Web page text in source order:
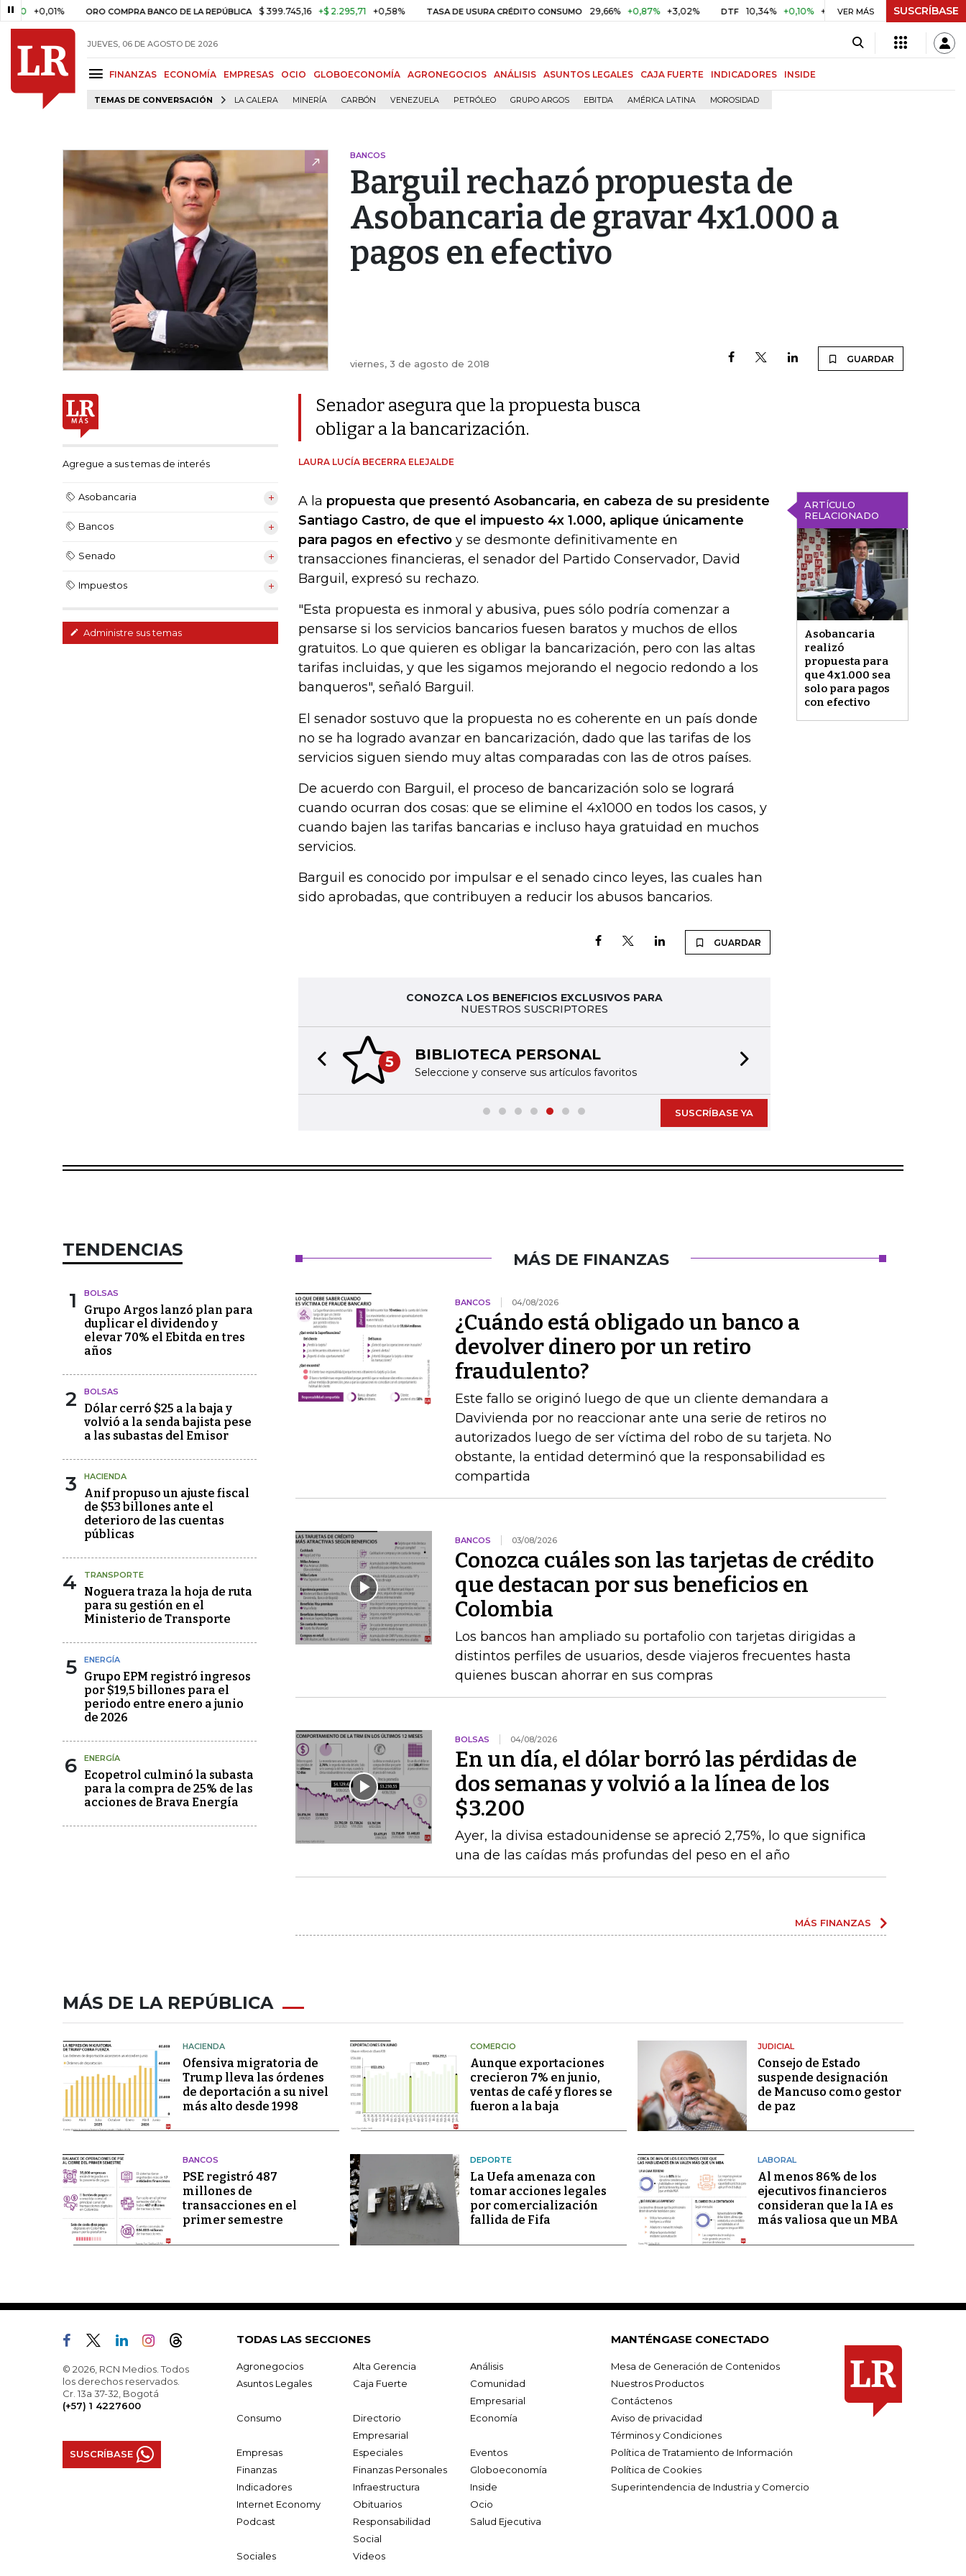
+0,01% ORO COMPRA BANCO DE LA REPÚBLICA $ 399.745,16 +$ 2.295,71 +0,58% TASA DE USURA CRÉDITO CONSUMO 29,66% +0,87% +3,02% DTF 10,34% +0,10% +0,98% UVR $ 416,86 +$ 0,05
VER MÁS SUSCRÍBASE
JUEVES, 06 DE AGOSTO DE 2026
FINANZAS ECONOMÍA EMPRESAS OCIO GLOBOECONOMÍA AGRONEGOCIOS ANÁLISIS ASUNTOS LEGALES CAJA FUERTE INDICADORES INSIDE
TEMAS DE CONVERSACIÓN LA CALERA MINERÍA CARBÓN VENEZUELA PETRÓLEO GRUPO ARGOS EBITDA AMÉRICA LATINA MOROSIDAD
BANCOS
Barguil rechazó propuesta de
Asobancaria de gravar 4x1.000 a
pagos en efectivo
viernes, 3 de agosto de 2018 GUARDAR
Agregue a sus temas de interés
Asobancaria
Bancos
Senado
Impuestos
Administre sus temas
Senador asegura que la propuesta busca
obligar a la bancarización.
LAURA LUCÍA BECERRA ELEJALDE
ARTÍCULO
RELACIONADO
Asobancaria
realizó
propuesta para
que 4x1.000 sea
solo para pagos
con efectivo
A la propuesta que presentó Asobancaria, en cabeza de su presidente
Santiago Castro, de que el impuesto 4x 1.000, aplique únicamente
para pagos en efectivo y se desmonte definitivamente en
transacciones financieras, el senador del Partido Conservador, David
Barguil, expresó su rechazo.
"Esta propuesta es inmoral y abusiva, pues sólo podría comenzar a
pensarse si los servicios bancarios fuesen baratos y muchos de ellos
gratuitos. Lo que quieren es obligar la bancarización, pero con las altas
tarifas incluidas, y que les sigamos mejorando el negocio redondo a los
banqueros", señaló Barguil.
El senador sostuvo que la propuesta no es coherente en un país donde
no se ha logrado avanzar en bancarización, dado que las tarifas de los
servicios siguen siendo muy altas comparadas con las de otros países.
De acuerdo con Barguil, el proceso de bancarización solo se logrará
cuando ocurran dos cosas: que se elimine el 4x1000 en todos los casos, y
cuando bajen las tarifas bancarias e incluso haya gratuidad en muchos
servicios.
Barguil es conocido por impulsar e el senado cinco leyes, las cuales han
sido aprobadas, que contribuyen a reducir los abusos bancarios.
GUARDAR
CONOZCA LOS BENEFICIOS EXCLUSIVOS PARA
NUESTROS SUSCRIPTORES
5 BIBLIOTECA PERSONAL
Seleccione y conserve sus artículos favoritos
Previous slide
SUSCRÍBASE YA
TENDENCIAS
1 BOLSAS
Grupo Argos lanzó plan para
duplicar el dividendo y
elevar 70% el Ebitda en tres
años
2 BOLSAS
Dólar cerró $25 a la baja y
volvió a la senda bajista pese
a las subastas del Emisor
3 HACIENDA
Anif propuso un ajuste fiscal
de $53 billones ante el
deterioro de las cuentas
públicas
4 TRANSPORTE
Noguera traza la hoja de ruta
para su gestión en el
Ministerio de Transporte
5 ENERGÍA
Grupo EPM registró ingresos
por $19,5 billones para el
periodo entre enero a junio
de 2026
6 ENERGÍA
Ecopetrol culminó la subasta
para la compra de 25% de las
acciones de Brava Energía
MÁS DE FINANZAS
BANCOS 04/08/2026
¿Cuándo está obligado un banco a
devolver dinero por un retiro
fraudulento?
Este fallo se originó luego de que un cliente demandara a
Davivienda por no reaccionar ante una serie de retiros no
autorizados luego de ser víctima del robo de su tarjeta. No
obstante, la entidad determinó que la responsabilidad es
compartida
BANCOS 03/08/2026
Conozca cuáles son las tarjetas de crédito
que destacan por sus beneficios en
Colombia
Los bancos han ampliado su portafolio con tarjetas dirigidas a
distintos perfiles de usuarios, desde viajeros frecuentes hasta
quienes buscan ahorrar en sus compras
BOLSAS 04/08/2026
En un día, el dólar borró las pérdidas de
dos semanas y volvió a la línea de los
$3.200
Ayer, la divisa estadounidense se apreció 2,75%, lo que significa
una de las caídas más profundas del peso en el año
MÁS FINANZAS
MÁS DE LA REPÚBLICA
HACIENDA
Ofensiva migratoria de
Trump lleva las órdenes
de deportación a su nivel
más alto desde 1998
COMERCIO
Aunque exportaciones
crecieron 7% en junio,
ventas de café y flores se
fueron a la baja
JUDICIAL
Consejo de Estado
suspende designación
de Mancuso como gestor
de paz
BANCOS
PSE registró 487
millones de
transacciones en el
primer semestre
DEPORTE
La Uefa amenaza con
tomar acciones legales
por comercialización
fallida de Fifa
LABORAL
Al menos 86% de los
ejecutivos financieros
consideran que la IA es
más valiosa que un MBA
© 2026, RCN Medios. Todos
los derechos reservados.
Cr. 13a 37-32, Bogotá
(+57) 1 4227600
SUSCRÍBASE
TODAS LAS SECCIONES
Agronegocios Alta Gerencia
Análisis
Asuntos Legales
Caja Fuerte
Comunidad
Empresarial
Consumo
Directorio
Empresarial
Economía
Empresas Especiales
Eventos
Finanzas
Finanzas Personales
Globoeconomía
Indicadores
Infraestructura
Inside
Internet Economy
Obituarios
Ocio
Podcast
Responsabilidad
Social
Salud Ejecutiva
Sociales Videos
MANTÉNGASE CONECTADO
Mesa de Generación de Contenidos
Nuestros Productos
Contáctenos
Aviso de privacidad
Términos y Condiciones
Política de Tratamiento de Información
Política de Cookies
Superintendencia de Industria y Comercio